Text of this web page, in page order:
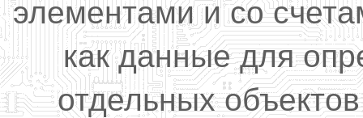
элементами и со
как данные для
отдельных